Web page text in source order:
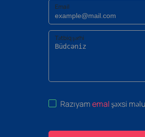
Email
Tətbiq şərhi
Razıyamemalşəxsi